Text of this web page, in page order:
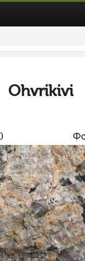
2026
2025
2024
Ohvrikivi